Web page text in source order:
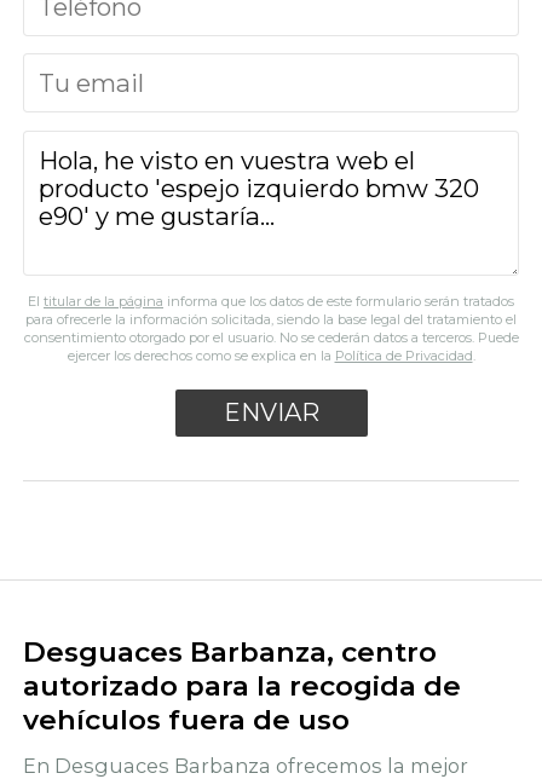
El titular de la página informa que los datos de este formulario serán tratados
para ofrecerle la información solicitada, siendo la base legal del tratamiento el
consentimiento otorgado por el usuario. No se cederán datos a terceros. Puede
ejercer los derechos como se explica en la Política de Privacidad.
Desguaces Barbanza, centro
autorizado para la recogida de
vehículos fuera de uso
En Desguaces Barbanza ofrecemos la mejor